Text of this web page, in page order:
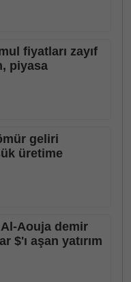
fiyatları zayıf
piyasa
geliri
üretime
Aouja demir
$'ı aşan yatırım